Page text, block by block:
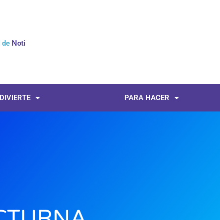
de Noticias
PARA HACER